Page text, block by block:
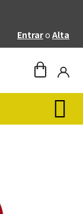
Entraro Alta